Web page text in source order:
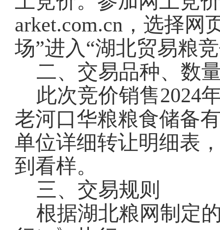
arket.com.cn，选择网
场”进入“湖北贸易粮
二、交易品种、数
此次竞价销售2024
老河口华粮粮食储备
单位详细转让明细表
到看样。
三、交易规则
根据湖北粮网制定